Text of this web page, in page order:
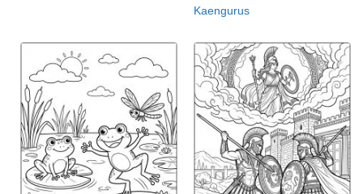
Kaengurus